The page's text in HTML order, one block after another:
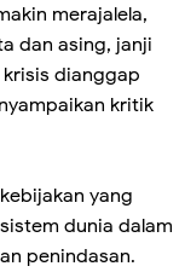
merajalela,
dan asing, janji
dianggap
kritik
yang
dunia dalam
penindasan.